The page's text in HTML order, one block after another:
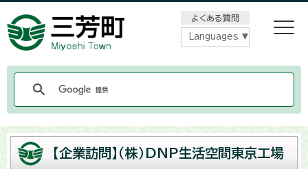
よくある質問
Languages
【企業訪問】（株）DNP生活空間東京工場